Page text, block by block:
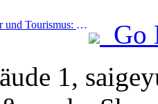
Prev:Ministerium für Kultur und Tourismus: Fokus auf Angebot und Nachfrage zur Steuerung von Kultur- und Tourismuskonsumaktivitäten sowie Reisen.
Go
1,